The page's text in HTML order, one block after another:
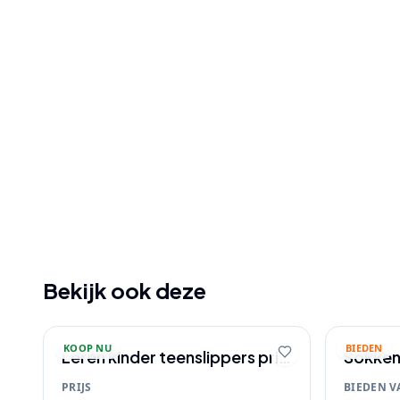
Bekijk ook deze
KOOP NU
Leren kinder teenslippers prijs
€5
PRIJS
BIEDEN
Sokken
BIEDEN